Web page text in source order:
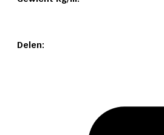
Delen: